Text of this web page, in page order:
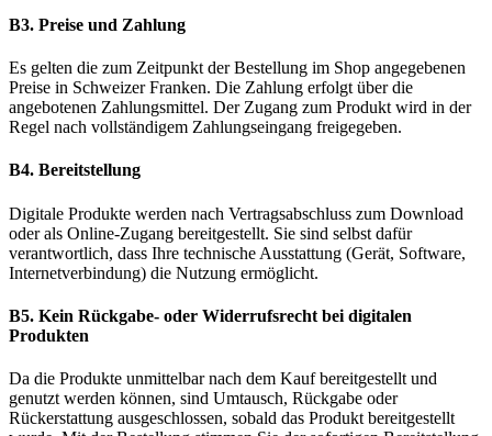
B3. Preise und Zahlung
Es gelten die zum Zeitpunkt der Bestellung im Shop angegebenen
Preise in Schweizer Franken. Die Zahlung erfolgt über die
angebotenen Zahlungsmittel. Der Zugang zum Produkt wird in der
Regel nach vollständigem Zahlungseingang freigegeben.
B4. Bereitstellung
Digitale Produkte werden nach Vertragsabschluss zum Download
oder als Online-Zugang bereitgestellt. Sie sind selbst dafür
verantwortlich, dass Ihre technische Ausstattung (Gerät, Software,
Internetverbindung) die Nutzung ermöglicht.
B5. Kein Rückgabe- oder Widerrufsrecht bei digitalen
Produkten
Da die Produkte unmittelbar nach dem Kauf bereitgestellt und
genutzt werden können, sind Umtausch, Rückgabe oder
Rückerstattung ausgeschlossen, sobald das Produkt bereitgestellt